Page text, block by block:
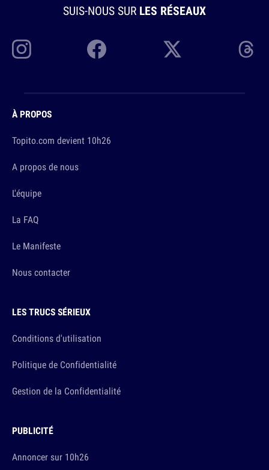
SUIS-NOUS SUR LES RÉSEAUX
À PROPOS
Topito.com devient 10h26
A propos de nous
L'équipe
La FAQ
Le Manifeste
Nous contacter
LES TRUCS SÉRIEUX
Conditions d'utilisation
Politique de Confidentialité
Gestion de la Confidentialité
PUBLICITÉ
Annoncer sur 10h26